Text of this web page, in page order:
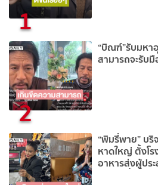
1
2
“บิณฑ์”รับมหา
สามารถจะรับมื
“พิมรี่พาย” บ
หาดใหญ่ ตั้งโ
อาหารส่งผู้ปร